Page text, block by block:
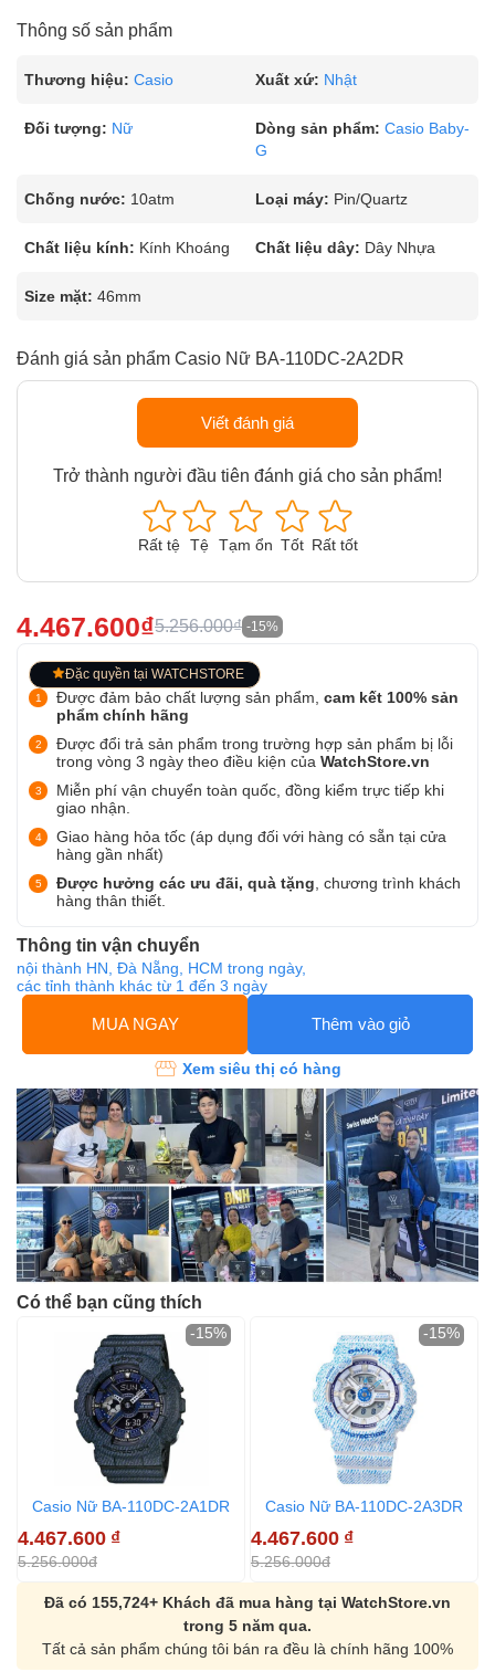
Thông số sản phẩm
Thương hiệu: Casio Xuất xứ: Nhật
Đối tượng: Nữ Dòng sản phẩm: Casio Baby-
G
Chống nước: 10atm Loại máy: Pin/Quartz
Chất liệu kính: Kính Khoáng Chất liệu dây: Dây Nhựa
Size mặt: 46mm
Đánh giá sản phẩm Casio Nữ BA-110DC-2A2DR
Viết đánh giá
Trở thành người đầu tiên đánh giá cho sản phẩm!
Rất tệ Tệ Tạm ổn Tốt Rất tốt
4.467.600₫5.256.000₫ -15%
Đặc quyền tại WATCHSTORE
Được đảm bảo chất lượng sản phẩm, cam kết 100% sản
phẩm chính hãng
Được đổi trả sản phẩm trong trường hợp sản phẩm bị lỗi
trong vòng 3 ngày theo điều kiện của WatchStore.vn
Miễn phí vận chuyển toàn quốc, đồng kiểm trực tiếp khi
giao nhận.
Giao hàng hỏa tốc (áp dụng đối với hàng có sẵn tại cửa
hàng gần nhất)
Được hưởng các ưu đãi, quà tặng , chương trình khách
hàng thân thiết.
Thông tin vận chuyển
nội thành HN, Đà Nẵng, HCM trong ngày,
các tỉnh thành khác từ 1 đến 3 ngày
MUA NGAY Thêm vào giỏ
Xem siêu thị có hàng
Có thể bạn cũng thích
Casio Nữ BA-110DC-2A1DR
4.467.600 ₫
5.256.000đ
-15%
Casio Nữ BA-110DC-2A3DR
4.467.600 ₫
5.256.000đ
-15%
Đã có 155,724+ Khách đã mua hàng tại WatchStore.vn
trong 5 năm qua.
Tất cả sản phẩm chúng tôi bán ra đều là chính hãng 100%